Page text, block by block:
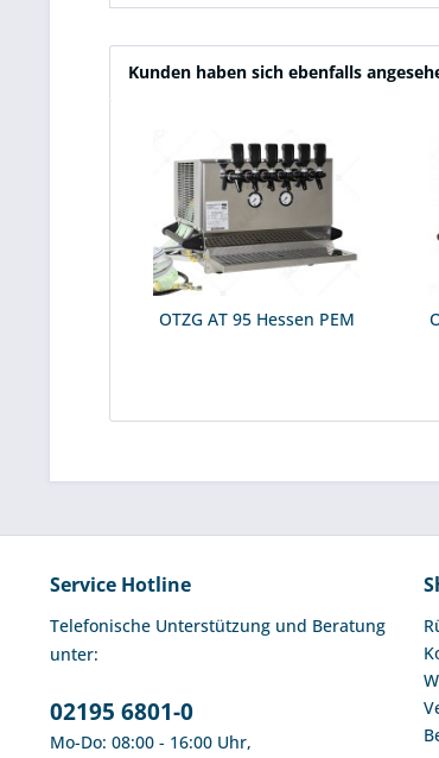
Kunden haben sich ebenfalls
OTZG AT 95 Hessen PEM
Service Hotline
Telefonische Unterstützung und Beratung
unter:
02195 6801-0
Mo-Do: 08:00 - 16:00 Uhr,